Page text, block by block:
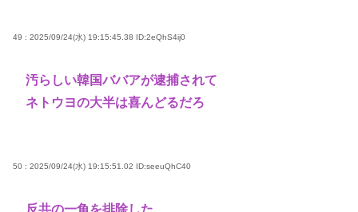
49 : 2025/09/24(水) 19:15:45.38 ID:2eQhS4ij0
汚らしい韓国ババアが逮捕されて
ネトウヨの大半は喜んどるだろ
50 : 2025/09/24(水) 19:15:51.02 ID:seeuQhC40